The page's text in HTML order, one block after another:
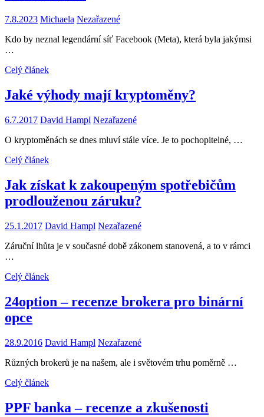
7.8.2023 Michaela Nezařazené
Kdo by neznal legendární síť Facebook (Meta), která byla jakýmsi
…
Celý článek
Jaké výhody mají kryptoměny?
6.7.2017 David Hampl Nezařazené
O kryptoměnách se dnes mluví stále více. Je to pochopitelné, …
Celý článek
Jak získat k zakoupeným spotřebičům
prodlouženou záruku?
25.1.2017 David Hampl Nezařazené
Záruční lhůta je v současné době zákonem stanovená, a to v rámci
…
Celý článek
24option – recenze brokera pro binární
opce
28.9.2016 David Hampl Nezařazené
Různých brokerů je na našem, ale i světovém trhu poměrně …
Celý článek
PPF banka – recenze a zkušenosti